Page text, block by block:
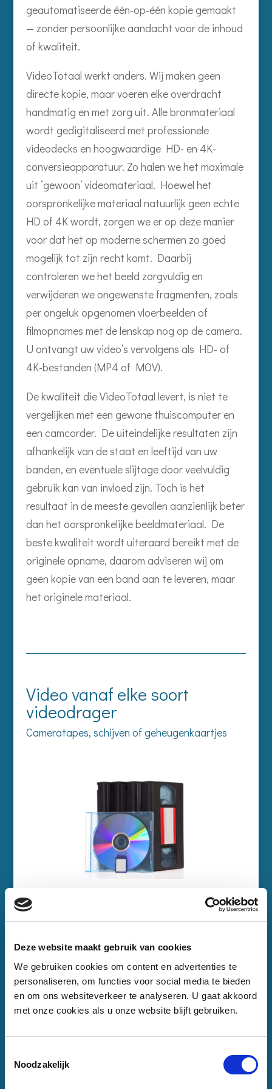
Deze website maakt gebruik van cookies
We gebruiken cookies om content en advertenties te
personaliseren, om functies voor social media te bieden
en om ons websiteverkeer te analyseren. U gaat akkoord
met onze cookies als u onze website blijft gebruiken.
Noodzakelijk
geautomatiseerde één-op-één kopie gemaakt
— zonder persoonlijke aandacht voor de inhoud
of kwaliteit.
VideoTotaal werkt anders. Wij maken geen
directe kopie, maar voeren elke overdracht
handmatig en met zorg uit. Alle bronmateriaal
wordt gedigitaliseerd met professionele
videodecks en hoogwaardige HD- en 4K-
conversieapparatuur. Zo halen we het maximale
uit ‘gewoon’ videomateriaal. Hoewel het
oorspronkelijke materiaal natuurlijk geen echte
HD of 4K wordt, zorgen we er op deze manier
voor dat het op moderne schermen zo goed
mogelijk tot zijn recht komt. Daarbij
controleren we het beeld zorgvuldig en
verwijderen we ongewenste fragmenten, zoals
per ongeluk opgenomen vloerbeelden of
filmopnames met de lenskap nog op de camera.
U ontvangt uw video’s vervolgens als HD- of
4K-bestanden (MP4 of MOV).
De kwaliteit die VideoTotaal levert, is niet te
vergelijken met een gewone thuiscomputer en
een camcorder. De uiteindelijke resultaten zijn
afhankelijk van de staat en leeftijd van uw
banden, en eventuele slijtage door veelvuldig
gebruik kan van invloed zijn. Toch is het
resultaat in de meeste gevallen aanzienlijk beter
dan het oorspronkelijke beeldmateriaal. De
beste kwaliteit wordt uiteraard bereikt met de
originele opname, daarom adviseren wij om
geen kopie van een band aan te leveren, maar
het originele materiaal.
Video vanaf elke soort
videodrager
Cameratapes, schijven of geheugenkaartjes
videodragers digitaliseren, waaronder (S)VHS,
VHS-C, Video8, Hi8, Digital8, miniDV, schijven
en geheugenkaartjes, maar ook opnames op de